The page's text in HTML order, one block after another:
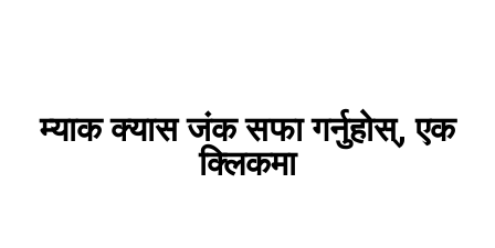
म्याक क्यास जंक सफा गर्नुहोस्, एक
क्लिकमा